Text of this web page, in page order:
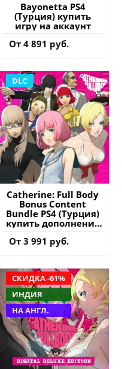
Bayonetta PS4
(Турция) купить
игру на аккаунт
От 4 891 руб.
DLC
Catherine: Full Body
Bonus Content
Bundle PS4 (Турция)
купить дополнение
на аккаунт
От 3 991 руб.
СКИДКА -61%
ИНДИЯ
НА АНГЛ.